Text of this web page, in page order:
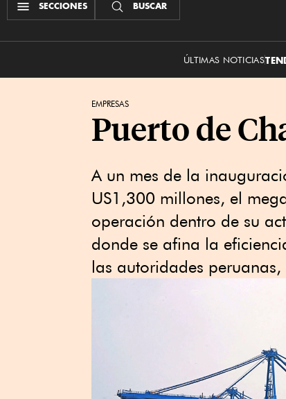
SECCIONES BUSCAR
ÚLTIMAS NOTICIAS
EMPRESAS
Puerto de
A un mes de la
US1,300 millones, el
operación dentro de su
donde se afina la
las autoridades